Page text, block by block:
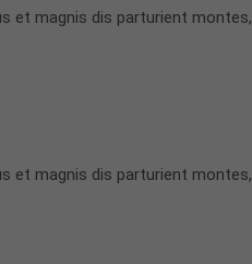
et magnis dis parturient montes,
et magnis dis parturient montes,